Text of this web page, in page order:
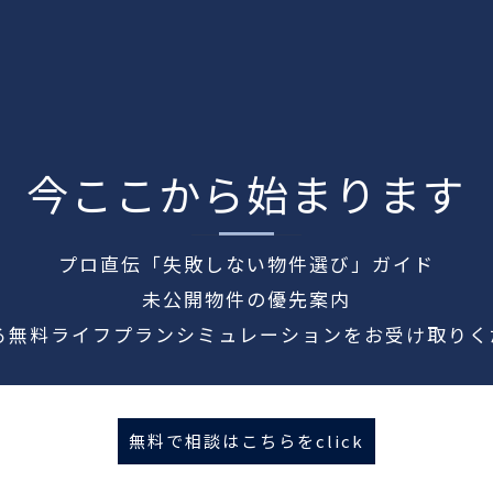
今ここから始まります
プロ直伝「失敗しない物件選び」ガイド
未公開物件の優先案内
無料ライフプランシミュレーションをお受け取り
無料で相談はこちらをclick